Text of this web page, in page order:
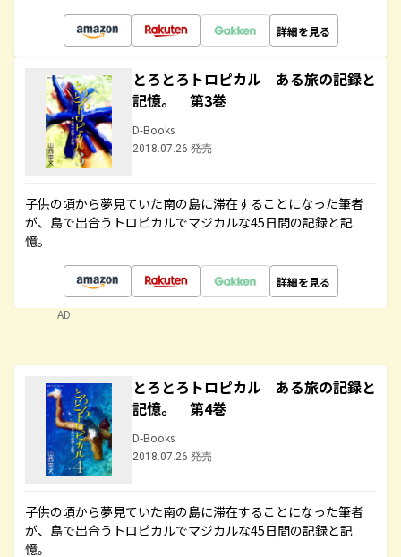
詳細を見る
とろとろトロピカル ある旅の記録と
記憶。 第3巻
D-Books
2018.07.26 発売
子供の頃から夢見ていた南の島に滞在することになった筆者
が、島で出合うトロピカルでマジカルな45日間の記録と記
憶。
詳細を見る
AD
とろとろトロピカル ある旅の記録と
記憶。 第4巻
D-Books
2018.07.26 発売
子供の頃から夢見ていた南の島に滞在することになった筆者
が、島で出合うトロピカルでマジカルな45日間の記録と記
憶。